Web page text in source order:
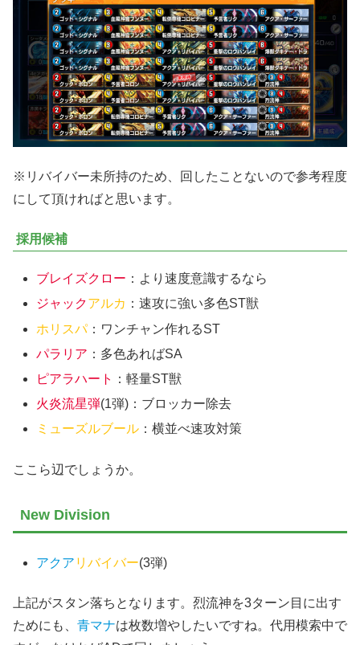
※リバイバー未所持のため、回したことないので参考程度
にして頂ければと思います。
採用候補
ブレイズクロー ：より速度意識するなら
ジャックアルカ ：速攻に強い多色ST獣
ホリスパ：ワンチャン作れるST
パラリア ：多色あればSA
ピアラハート
：軽量ST獣
火炎流星弾(1弾)：ブロッカー除去
ミューズルブール ：横並べ速攻対策
ここら辺でしょうか。
New Division
アクア リバイバー(3弾)
上記がスタン落ちとなります。烈流神を3ターン目に出す
ためにも、 青マナは枚数増やしたいですね。代用模索中で